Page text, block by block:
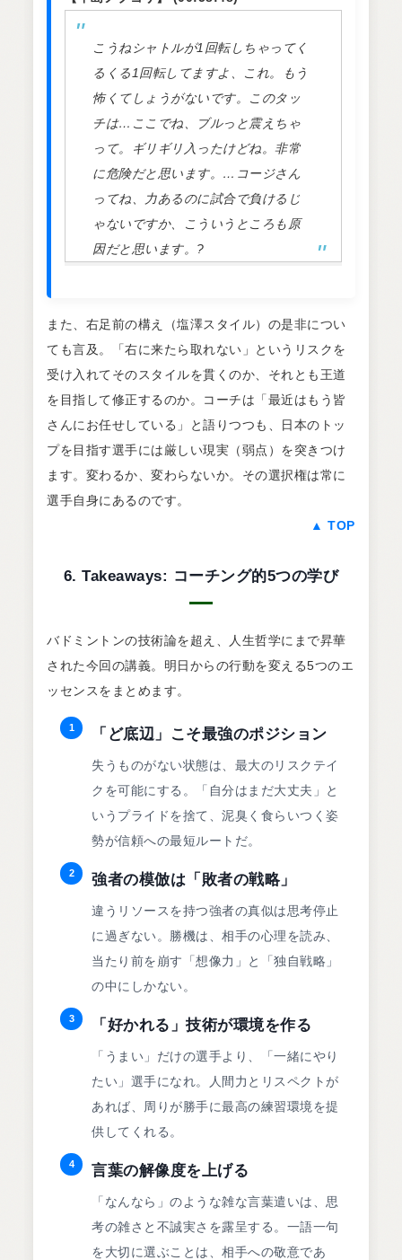
こうねシャトルが1回転しちゃってく
るくる1回転してますよ、これ。もう
怖くてしょうがないです。このタッ
チは…ここでね、ブルっと震えちゃ
って。ギリギリ入ったけどね。非常
に危険だと思います。…コージさん
ってね、力あるのに試合で負けるじ
ゃないですか、こういうところも原
因だと思います。?
また、右足前の構え（塩澤スタイル）の是非につい
ても言及。「右に来たら取れない」というリスクを
受け入れてそのスタイルを貫くのか、それとも王道
を目指して修正するのか。コーチは「最近はもう皆
さんにお任せしている」と語りつつも、日本のトッ
プを目指す選手には厳しい現実（弱点）を突きつけ
ます。変わるか、変わらないか。その選択権は常に
選手自身にあるのです。
▲ TOP
6. Takeaways: コーチング的5つの学び
バドミントンの技術論を超え、人生哲学にまで昇華
された今回の講義。明日からの行動を変える5つのエ
ッセンスをまとめます。
1 「ど底辺」こそ最強のポジション
失うものがない状態は、最大のリスクテイ
クを可能にする。「自分はまだ大丈夫」と
いうプライドを捨て、泥臭く食らいつく姿
勢が信頼への最短ルートだ。
2 強者の模倣は「敗者の戦略」
違うリソースを持つ強者の真似は思考停止
に過ぎない。勝機は、相手の心理を読み、
当たり前を崩す「想像力」と「独自戦略」
の中にしかない。
3 「好かれる」技術が環境を作る
「うまい」だけの選手より、「一緒にやり
たい」選手になれ。人間力とリスペクトが
あれば、周りが勝手に最高の練習環境を提
供してくれる。
4 言葉の解像度を上げる
「なんなら」のような雑な言葉遣いは、思
考の雑さと不誠実さを露呈する。一語一句
を大切に選ぶことは、相手への敬意であ